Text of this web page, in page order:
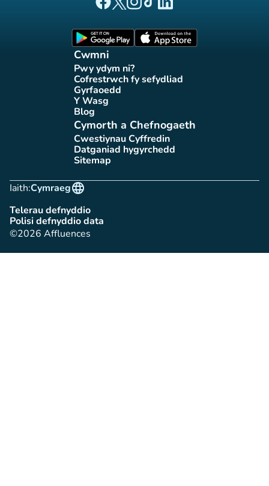
(tab newydd)
Cwmni
Pwy ydym ni?
(tab newydd)
Cofrestrwch fy sefydliad
(tab newydd)
Gyrfaoedd(tab newydd)
Y Wasg(tab newydd)
Blog(tab newydd)
Cymorth a Chefnogaeth
Cwestiynau Cyffredin
(tab newydd)
Datganiad hygyrchedd
(tab newydd)
Sitemap(tab newydd)
Iaith:
language
Cymraeg
Telerau defnyddio
(tab newydd)
Polisi defnyddio data
(tab newydd)
©2026 Affluences